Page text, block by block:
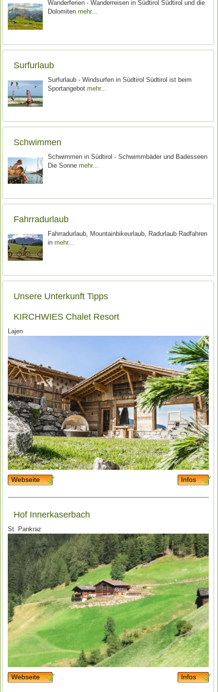
Wanderferien - Wanderreisen in Südtirol Südtirol und die
Dolomitenmehr
Surfurlaub
Surfurlaub - Windsurfen in Südtirol Südtirol ist beim
Sportangebotmehr
Schwimmen
Schwimmen in Südtirol - Schwimmbäder und Badesseen
Die Sonnemehr
Fahrradurlaub
Fahrradurlaub, Mountainbikeurlaub, Radurlaub Radfahren
inmehr
Unsere Unterkunft Tipps
KIRCHWIES Chalet Resort
Lajen
Webseite Infos
Hof Innerkaserbach
St. Pankraz
Webseite Infos